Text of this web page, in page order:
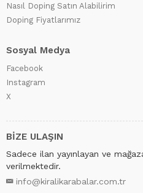
Nasıl Doping Satın Alabilirim
Doping Fiyatlarımız
Sosyal Medya
Facebook
Instagram
X
BİZE ULAŞIN
Sadece ilan yayınlayan ve
verilmektedir.
info@kiralikarabalar.com.tr